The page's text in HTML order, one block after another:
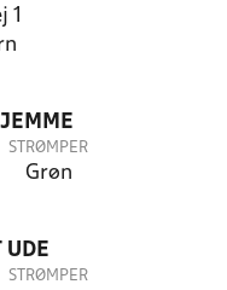
1
STRØMPER
Grøn
UDE
STRØMPER